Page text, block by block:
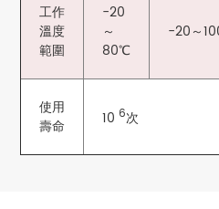
工作
溫度
範圍
-20
～
80℃
-20～
使用
壽命
10 6次